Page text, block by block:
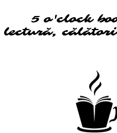
5 o'clock
lectură,
5 o'clock
lectură,